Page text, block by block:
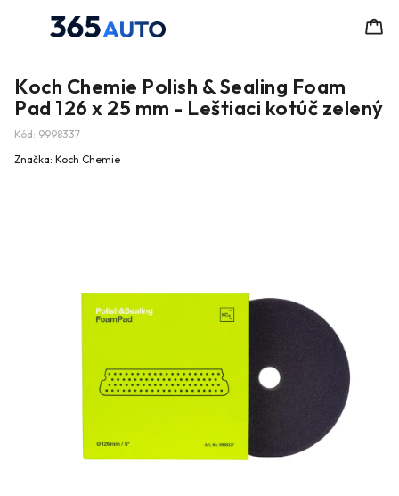
Koch Chemie Polish & Sealing Foam
Pad 126 x 25 mm - Leštiaci kotúč zelený
Kód: 9998337
Značka: Koch Chemie